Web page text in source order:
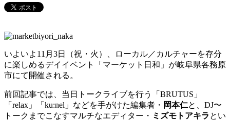
いよいよ11月3日（祝・火）、ローカル／カルチャーを存分
に楽しめるデイイベント「マーケット日和」が岐阜県各務原
市にて開催される。
前回記事では、当日トークライブを行う「BRUTUS」
「relax」「ku:nel」などを手がけた編集者・ 岡本仁と、DJ〜
トークまでこなすマルチなエディター・ ミズモトアキラ とい